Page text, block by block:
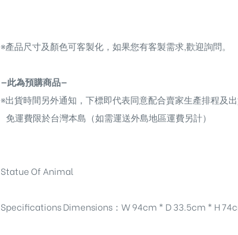
※產品尺寸及顏色可客製化，如果您有客製需求,歡迎詢問。
—此為預購商品—
※出貨時間另外通知，下標即代表同意配合賣家生產排程及出
免運費限於台灣本島（如需運送外島地區運費另計）
Statue Of Animal
Specifications Dimensions ： W 94cm * D 33.5cm * H